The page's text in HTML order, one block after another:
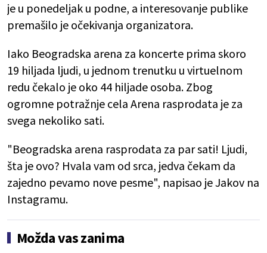
je u ponedeljak u podne, a interesovanje publike
premašilo je očekivanja organizatora.
Iako Beogradska arena za koncerte prima skoro
19 hiljada ljudi, u jednom trenutku u virtuelnom
redu čekalo je oko 44 hiljade osoba. Zbog
ogromne potražnje cela Arena rasprodata je za
svega nekoliko sati.
"Beogradska arena rasprodata za par sati! Ljudi,
šta je ovo? Hvala vam od srca, jedva čekam da
zajedno pevamo nove pesme", napisao je Jakov na
Instagramu.
Možda vas zanima